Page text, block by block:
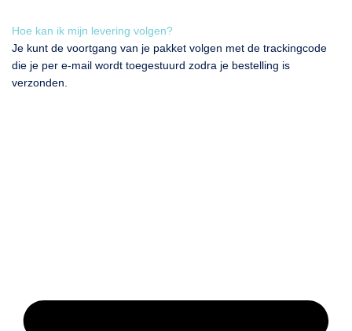
Hoe kan ik mijn levering volgen?
Je kunt de voortgang van je pakket volgen met de trackingcode
die je per e-mail wordt toegestuurd zodra je bestelling is
verzonden.